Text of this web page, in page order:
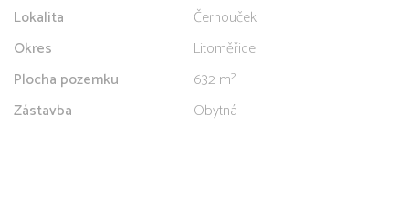
Lokalita
Černouček
Okres
Litoměřice
Plocha pozemku
632 m²
Zástavba
Obytná